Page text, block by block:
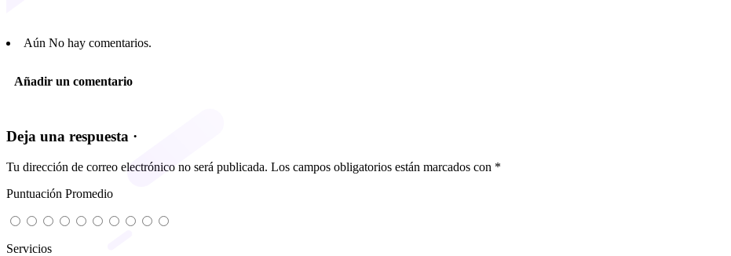
Aún No hay comentarios.
Añadir un comentario
Deja una respuesta ·
Tu dirección de correo electrónico no será publicada. Los campos obligatorios están marcados con *
Puntuación Promedio
Servicios